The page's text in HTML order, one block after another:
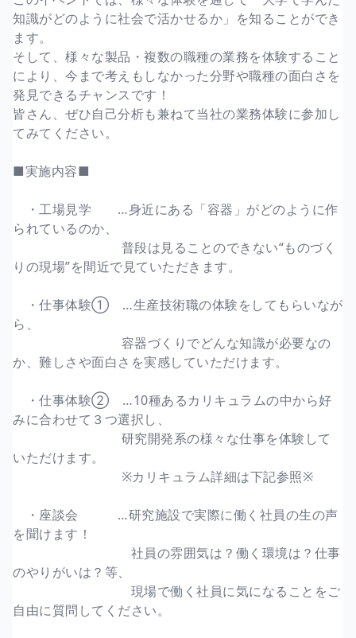
知識がどのように社会で活かせるか」を知ることができ
ます。
そして、様々な製品・複数の職種の業務を体験すること
により、今まで考えもしなかった分野や職種の面白さを
発見できるチャンスです！
皆さん、ぜひ自己分析も兼ねて当社の業務体験に参加し
てみてください。
■実施内容■
・工場見学 …身近にある「容器」がどのように作
られているのか、
普段は見ることのできない“ものづく
りの現場”を間近で見ていただきます。
・仕事体験① …生産技術職の体験をしてもらいなが
ら、
容器づくりでどんな知識が必要なの
か、難しさや面白さを実感していただけます。
・仕事体験② …10種あるカリキュラムの中から好
みに合わせて３つ選択し、
研究開発系の様々な仕事を体験して
いただけます。
※カリキュラム詳細は下記参照※
・座談会 …研究施設で実際に働く社員の生の声
を聞けます！
社員の雰囲気は？働く環境は？仕事
のやりがいは？等、
現場で働く社員に気になることをご
自由に質問してください。